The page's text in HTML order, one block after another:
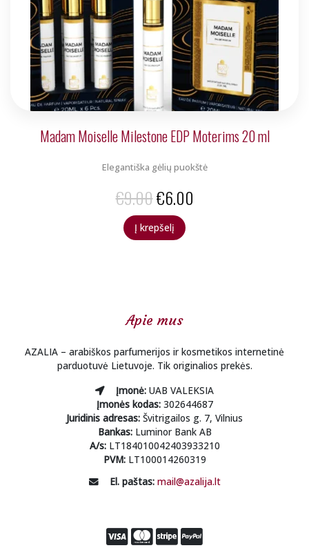
Madam Moiselle Milestone EDP Moterims 20 ml
Elegantiška gėlių puokštė
€9.00Original
price
was:
€6.00
Į krepšelį
Apie mus
AZALIA – arabiškos parfumerijos ir kosmetikos internetinė
parduotuvė Lietuvoje. Tik originalios prekės.
Įmonė: UAB VALEKSIA
Įmonės kodas:302644687
Juridinis adresas: Švitrigailos g. 7, Vilnius
Bankas:Luminor Bank AB
A/s:LT184010042403933210
PVM:LT100014260319
El. paštas: mail@azalija.lt